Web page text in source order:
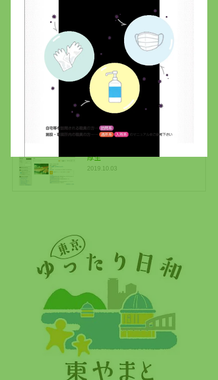
（訪問系介護事業者むけ）』セミナ
ー資料全ページ掲載｜メルマガ読者
2021.07.18
基幹システムクラウド化・全介護員
（登録型含む）にスマホ貸与・記録
／伝達書類の省力化
2021.09.20
厚生
2019.10.03